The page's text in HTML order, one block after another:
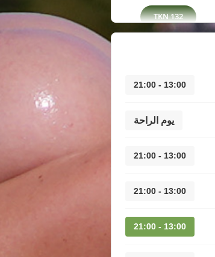
132 TKN
13:00 - 21:00
يوم الراحة
13:00 - 21:00
13:00 - 21:00
13:00 - 21:00